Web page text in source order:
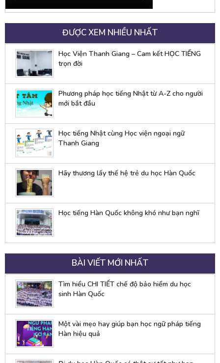
ĐƯỢC XEM NHIỀU NHẤT
Học Viện Thanh Giang – Cam kết HỌC TIẾNG
trọn đời
Phương pháp học tiếng Nhật từ A-Z cho người
mới bắt đầu
Học tiếng Nhật cùng Học viện ngoại ngữ
Thanh Giang
Hãy thương lấy thế hệ trẻ du học Hàn Quốc
Học tiếng Hàn Quốc không khó như bạn nghĩ
BÀI VIẾT MỚI NHẤT
Tìm hiểu CHI TIẾT chế độ bảo hiểm du học
sinh Hàn Quốc
Một vài mẹo hay giúp bạn học ngữ pháp tiếng
Hàn hiệu quả